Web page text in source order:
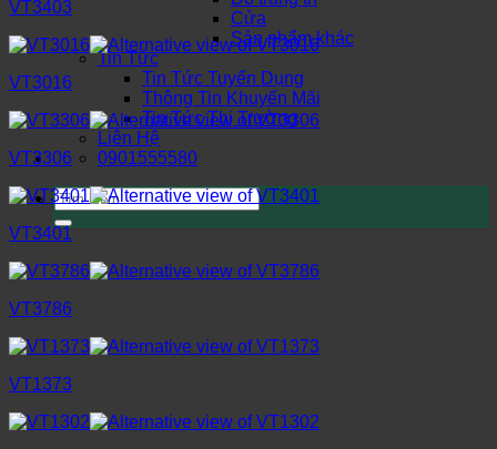
Cửa
Sản phẩm khác
Tin Tức
Tin Tức Tuyển Dụng
Thông Tin Khuyến Mãi
Tin Tức Thị Trường
Liên Hệ
0901555580
Tìm
kiếm:
VT3403
VT3016
VT3306
VT3401
VT3786
VT1373